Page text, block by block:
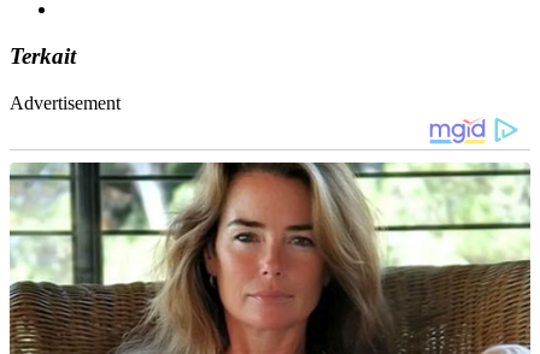
Terkait
Advertisement